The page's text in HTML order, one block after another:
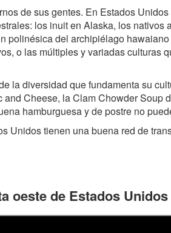
de sus gentes. En Estados
los inuit en Alaska, los
polinésica del archipiélago
o las múltiples y variadas culturas
la diversidad que fundamenta su
Cheese, la Clam Chowder Soup
hamburguesa y de postre no
Unidos tienen una buena red de
oeste de Estados Unidos